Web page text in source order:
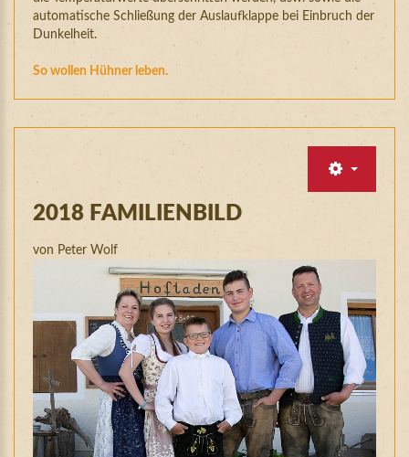
automatische Schließung der Auslaufklappe bei Einbruch der
Dunkelheit.
So wollen Hühner leben.
2018 FAMILIENBILD
von Peter Wolf